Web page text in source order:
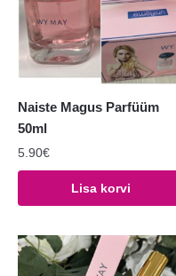
Naiste Magus Parfüüm
50ml
5.90€
Lisa korvi